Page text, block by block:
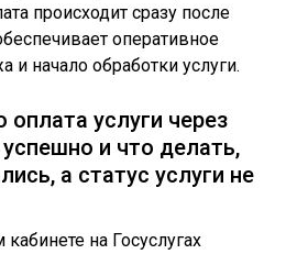
происходит сразу после
оперативное
и начало обработки услуги.
оплата услуги через
и что делать,
а статус услуги не
на Госуслугах